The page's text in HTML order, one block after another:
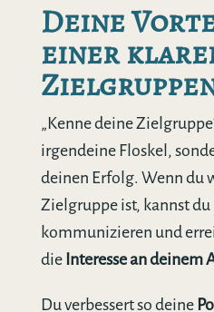
Deine
einer
„Kenne deine
irgendeine Floskel,
deinen Erfolg. Wenn du
Zielgruppe ist, kannst
kommunizieren und
die Interesse an deinem
Du verbessert so deine